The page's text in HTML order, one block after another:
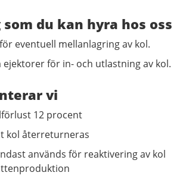
du kan hyra hos oss
eventuell mellanlagring av kol.
ejektorer för in- och utlastning av kol.
vi
12 procent
kol återreturneras
används för reaktivering av kol